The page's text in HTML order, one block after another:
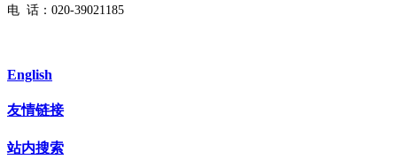
电 话：020-39021185
English
友情链接
站内搜索